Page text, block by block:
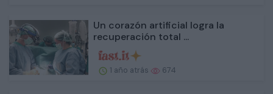
Un corazón artificial logra la
recuperación total ...
1 año atrás 674